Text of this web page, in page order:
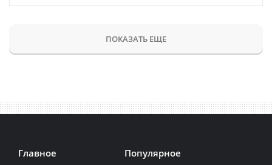
ПОКАЗАТЬ ЕЩЕ
Главное Популярное